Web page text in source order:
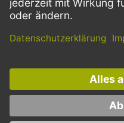
Dieses Angebot ist